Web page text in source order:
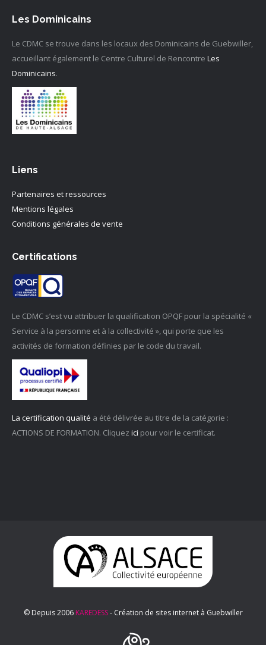
Les Dominicains
Le CDMC se trouve dans les locaux des Dominicains de Guebwiller,
accueillant également le Centre Culturel de Rencontre Les
Dominicains.
Liens
Partenaires et ressources
Mentions légales
Conditions générales de vente
Certifications
Le CDMC s’est vu attribuer la qualification OPQF pour la spécialité «
Service à la personne et à la collectivité », qui porte que les
activités de formation définies par le code du travail.
La certification qualité a été délivrée au titre de la catégorie :
ACTIONS DE FORMATION. Cliquez ici pour voir le certificat.
© Depuis 2006KAREDESS- Création de sites internet à Guebwiller